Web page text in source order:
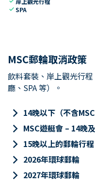
checkSPA
MSC郵輪取消政策
飲料套裝、岸上觀光行
廳、SPA 等）。
keyboard_arrow_right 14晚以下（不含MSC
keyboard_arrow_right MSC遊艇會 – 14晚
keyboard_arrow_right 15晚以上的郵輪行程
keyboard_arrow_right 2026年環球郵輪
keyboard_arrow_right 2027年環球郵輪